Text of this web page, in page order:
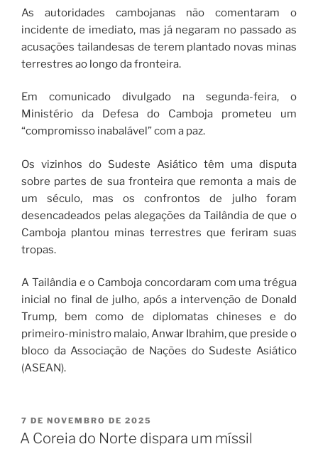
As autoridades cambojanas não comentaram o
incidente de imediato, mas já negaram no passado as
acusações tailandesas de terem plantado novas minas
terrestres ao longo da fronteira.
Em comunicado divulgado na segunda-feira, o
Ministério da Defesa do Camboja prometeu um
“compromisso inabalável” com a paz.
Os vizinhos do Sudeste Asiático têm uma disputa
sobre partes de sua fronteira que remonta a mais de
um século, mas os confrontos de julho foram
desencadeados pelas alegações da Tailândia de que o
Camboja plantou minas terrestres que feriram suas
tropas.
A Tailândia e o Camboja concordaram com uma trégua
inicial no final de julho, após a intervenção de Donald
Trump, bem como de diplomatas chineses e do
primeiro-ministro malaio, Anwar Ibrahim, que preside o
bloco da Associação de Nações do Sudeste Asiático
(ASEAN).
7 DE NOVEMBRO DE 2025
A Coreia do Norte dispara um míssil